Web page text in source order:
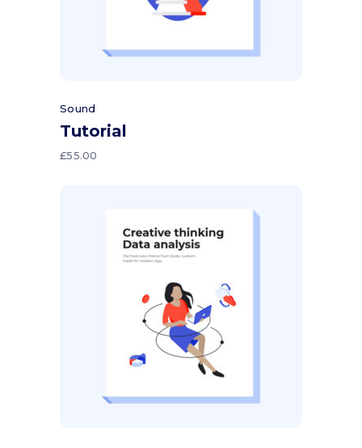
Sound
Tutorial
£55.00
Aggiungi al carrello